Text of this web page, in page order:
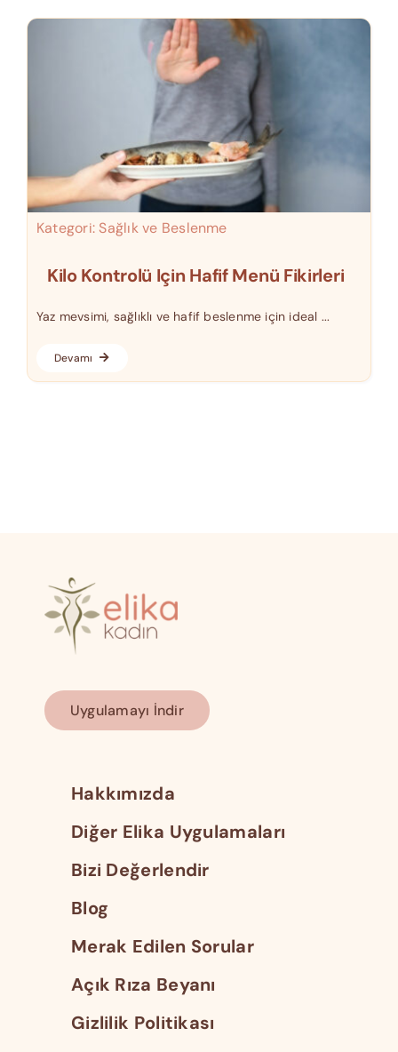
Kategori: Sağlık ve Beslenme
Kilo Kontrolü Için Hafif Menü Fikirleri
Yaz mevsimi, sağlıklı ve hafif beslenme için ideal ...
Devamı
Uygulamayı İndir
Hakkımızda
Diğer Elika Uygulamaları
Bizi Değerlendir
Blog
Merak Edilen Sorular
Açık Rıza Beyanı
Gizlilik Politikası